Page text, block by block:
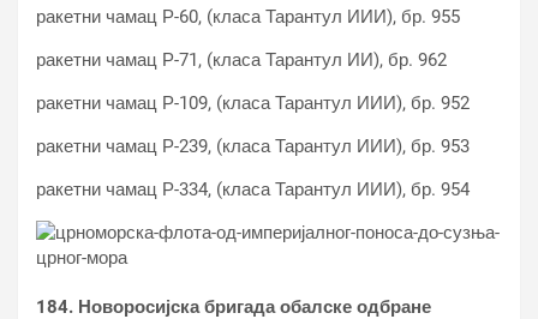
ракетни чамац Р-60, (класа Тарантул ИИИ), бр. 955
ракетни чамац Р-71, (класа Тарантул ИИ), бр. 962
ракетни чамац Р-109, (класа Тарантул ИИИ), бр. 952
ракетни чамац Р-239, (класа Тарантул ИИИ), бр. 953
ракетни чамац Р-334, (класа Тарантул ИИИ), бр. 954
184. Новоросијска бригада обалске одбране